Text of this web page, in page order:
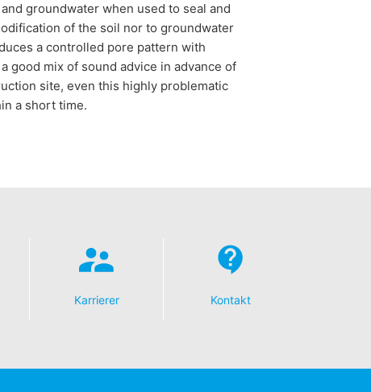
groundwater when used to seal and
of the soil nor to groundwater
a controlled pore pattern with
good mix of sound advice in advance of
site, even this highly problematic
a short time.
Karrierer Kontakt